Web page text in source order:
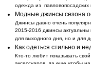
одежда из
Модные джинсы сезона
Джинсы давно очень
2015-2016 джинсы актуальны
для выходного дня, но и для
Как одеться стильно и
Кто-то любит показывать